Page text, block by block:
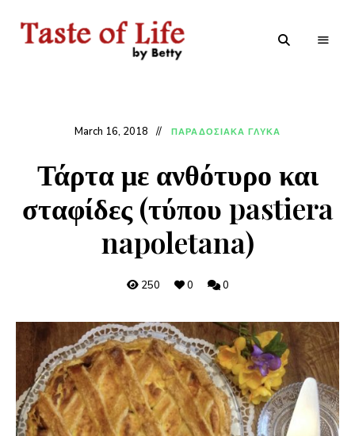
March 16, 2018 ΠΑΡΑΔΟΣΙΑΚΑ ΓΛΥΚΑ
Τάρτα με ανθότυρο και
σταφίδες (τύπου pastiera
napoletana)
250 0 0